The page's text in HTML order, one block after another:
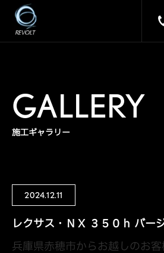
GALLERY
施工ギャラリー
2024.12.11
レクサス・ＮＸ ３５０ｈ バー
兵庫県赤穂市からお越しのお客